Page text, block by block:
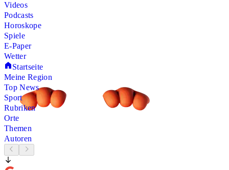
Videos
Podcasts
Horoskope
Spiele
E-Paper
Wetter
Startseite
Meine Region
Top News
Sport
Rubriken
Orte
Themen
Autoren